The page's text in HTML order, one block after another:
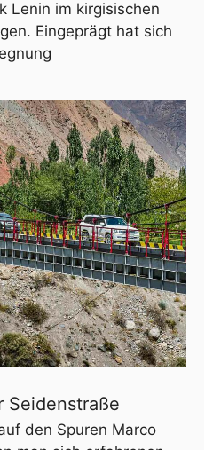
Lenin im kirgisischen
Eingeprägt hat sich
Seidenstraße
den Spuren Marco